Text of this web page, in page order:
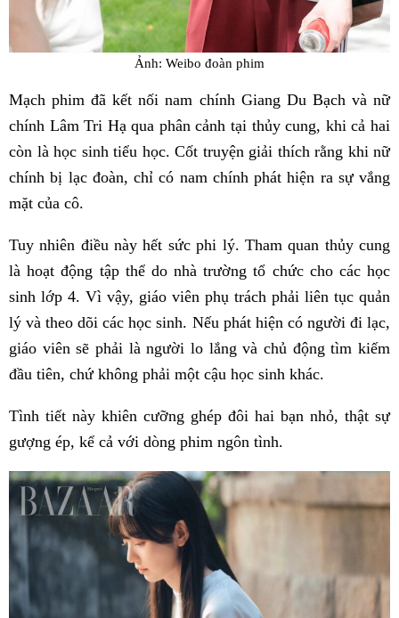
Ảnh: Weibo đoàn phim
Mạch phim đã kết nối nam chính Giang Du Bạch và nữ
chính Lâm Tri Hạ qua phân cảnh tại thủy cung, khi cả hai
còn là học sinh tiểu học. Cốt truyện giải thích rằng khi nữ
chính bị lạc đoàn, chỉ có nam chính phát hiện ra sự vắng
mặt của cô.
Tuy nhiên điều này hết sức phi lý. Tham quan thủy cung
là hoạt động tập thể do nhà trường tổ chức cho các học
sinh lớp 4. Vì vậy, giáo viên phụ trách phải liên tục quản
lý và theo dõi các học sinh. Nếu phát hiện có người đi lạc,
giáo viên sẽ phải là người lo lắng và chủ động tìm kiếm
đầu tiên, chứ không phải một cậu học sinh khác.
Tình tiết này khiên cưỡng ghép đôi hai bạn nhỏ, thật sự
gượng ép, kể cả với dòng phim ngôn tình.